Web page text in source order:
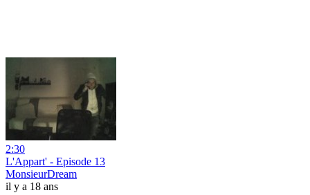
2:30
L'Appart' - Episode 13
MonsieurDream
il y a 18 ans